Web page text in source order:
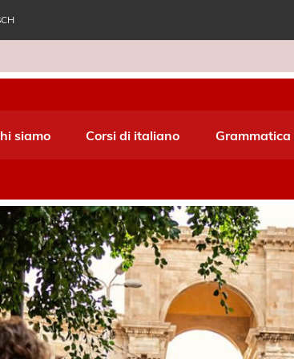
World Italiano
siamo Corsi di italiano Grammatica